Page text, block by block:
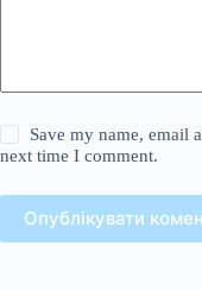
Save my name, email
next time I comment.
Опублікувати